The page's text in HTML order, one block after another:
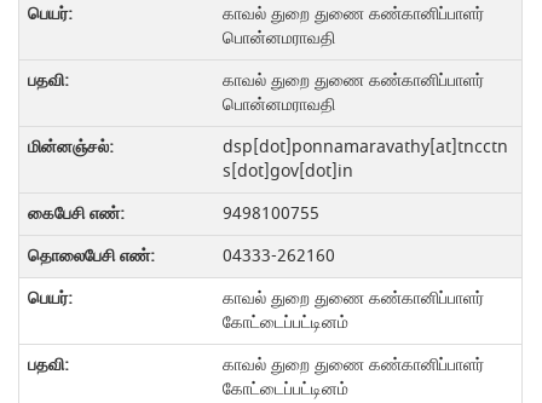
காவல் துறை துணை கண்கானிப்பாளர்
பொன்னமராவதி
காவல் துறை துணை கண்கானிப்பாளர்
பொன்னமராவதி
dsp[dot]ponnamaravathy[at]tncctn
s[dot]gov[dot]in
9498100755
04333-262160
காவல் துறை துணை கண்கானிப்பாளர்
கோட்டைப்பட்டினம்
காவல் துறை துணை கண்கானிப்பாளர்
கோட்டைப்பட்டினம்